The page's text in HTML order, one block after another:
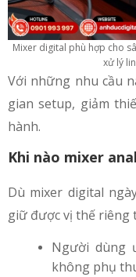
Mixer digital phù hợp cho
xử lý
Với những nhu cầu
gian setup, giảm
hành.
Khi nào mixer
Dù mixer digital
giữ được vị thế
Người dùng
không phụ